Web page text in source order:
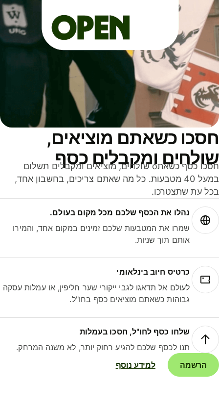
כשאתם מוציאים,
ומקבלים כסף
חסכו כסף כשאתo שולחים, מוציאים ומקבלים תשלום
במעל 40 מטבעות. כל מה שאתם צריכים, בחשבון אחד,
עת שתצטרכו.
נהלו את הכסף שלכם מכל מקום בעולם.
שמרו את המטבעות שלכם זמינים במקום אחד, והמירו
אותם תוך שניות.
כרטיס חיוב בינלאומי
לעולם אל תדאגו לגבי ייקורי שער חליפין, או עמלות עסקה
גבוהות כשאתם מוציאים כסף בחו"ל.
שלחו כסף לחו"ל, חסכו בעמלות
תנו לכסף שלכם להגיע רחוק יותר, לא משנה המרחק.
הרשמה
למידע נוסף